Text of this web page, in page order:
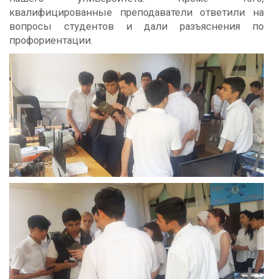
квалифицированные преподаватели ответили на
вопросы студентов и дали разъяснения по
профориентации.